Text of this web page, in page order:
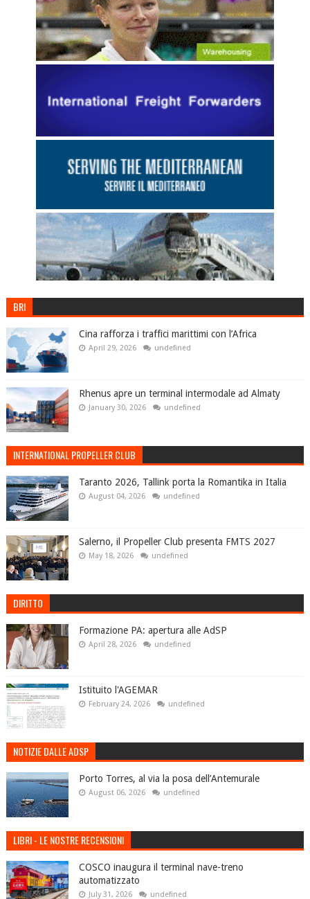
BRI
Cina rafforza i traffici marittimi con l’Africa
April 29, 2026 undefined
Rhenus apre un terminal intermodale ad Almaty
January 30, 2026 undefined
INTERNATIONAL PROPELLER CLUB
Taranto 2026, Tallink porta la Romantika in Italia
August 04, 2026 undefined
Salerno, il Propeller Club presenta FMTS 2027
May 18, 2026 undefined
DIRITTO
Formazione PA: apertura alle AdSP
April 28, 2026 undefined
Istituito l'AGEMAR
February 24, 2026 undefined
NOTIZIE DALLE ADSP
Porto Torres, al via la posa dell’Antemurale
August 06, 2026 undefined
LIBRI - LE NOSTRE RECENSIONI
COSCO inaugura il terminal nave-treno
automatizzato
July 31, 2026 undefined